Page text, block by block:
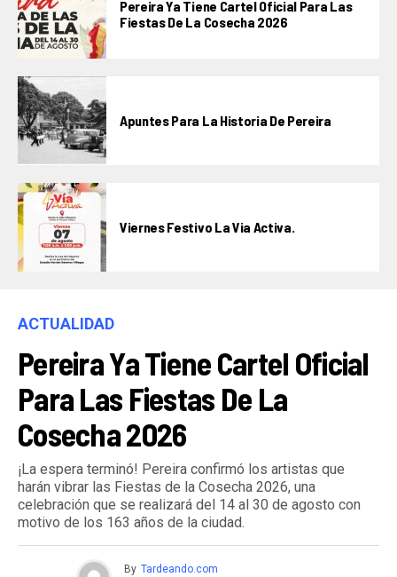
Pereira Ya Tiene Cartel Oficial Para Las
Fiestas De La Cosecha 2026
Apuntes Para La Historia De Pereira
Viernes Festivo La Via Activa.
ACTUALIDAD
Pereira Ya Tiene Cartel Oficial
Para Las Fiestas De La
Cosecha 2026
¡La espera terminó! Pereira confirmó los artistas que
harán vibrar las Fiestas de la Cosecha 2026, una
celebración que se realizará del 14 al 30 de agosto con
motivo de los 163 años de la ciudad.
By Tardeando.com